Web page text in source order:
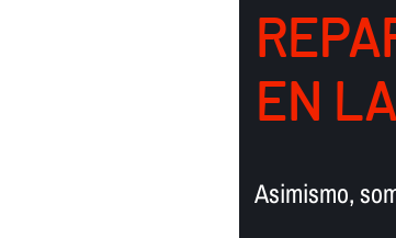
EN
Asimismo,